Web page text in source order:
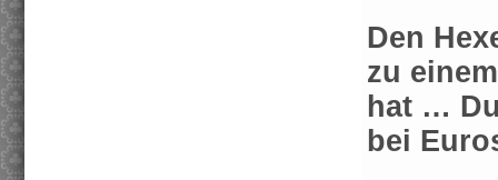
Den
zu
hat …
bei